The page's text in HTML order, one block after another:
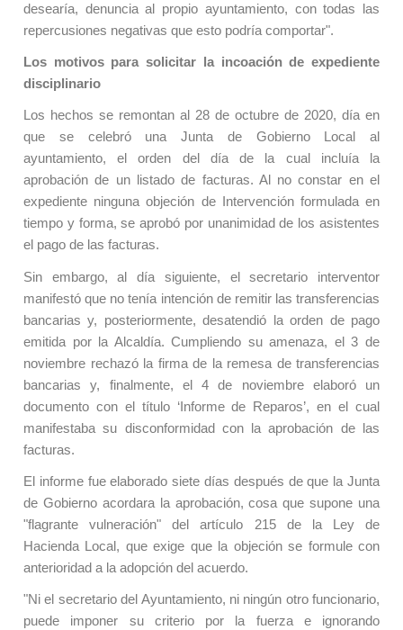
desearía, denunciaal propio ayuntamiento, con todas las
repercusiones negativas que esto podría comportar".
Los motivos para solicitar la incoación de expediente
disciplinario
Los hechos se remontan al 28 de octubre de 2020, día en
que se celebró una Junta de Gobierno Local al
ayuntamiento, el orden del día de la cual incluía la
aprobación de un listado de facturas. Al no constar en el
expediente ninguna objeción de Intervención formulada en
tiempo y forma, se aprobó por unanimidad de los asistentes
el pago de las facturas.
Sin embargo, al día siguiente, el secretario interventor
manifestó que no tenía intención de remitir las transferencias
bancarias y, posteriormente, desatendió la orden de pago
emitida por la Alcaldía. Cumpliendo su amenaza, el 3 de
noviembre rechazó la firma de la remesa de transferencias
bancarias y, finalmente, el 4 de noviembre elaboró un
documento con el título ‘Informe de Reparos’, en el cual
manifestaba su disconformidad con la aprobación de las
facturas.
El informe fue elaborado siete días después de que la Junta
de Gobierno acordara la aprobación, cosa que supone una
"flagrante vulneración" del artículo 215 de la Ley de
Hacienda
Local, que exige que la objeción se formule con
anterioridad a la adopción del acuerdo.
"Ni el secretario del Ayuntamiento, ni ningún otro funcionario,
puede imponer su criterio por la fuerza e ignorando